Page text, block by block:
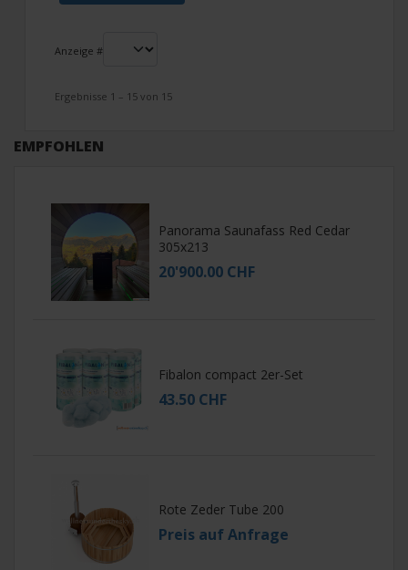
EMPFOHLEN
Panorama Saunafass Red Cedar
305x213
20'900.00 CHF
Fibalon compact 2er-Set
43.50 CHF
Rote Zeder Tube 200
Preis auf Anfrage
Anzeige #
Ergebnisse 1 – 15 von 15